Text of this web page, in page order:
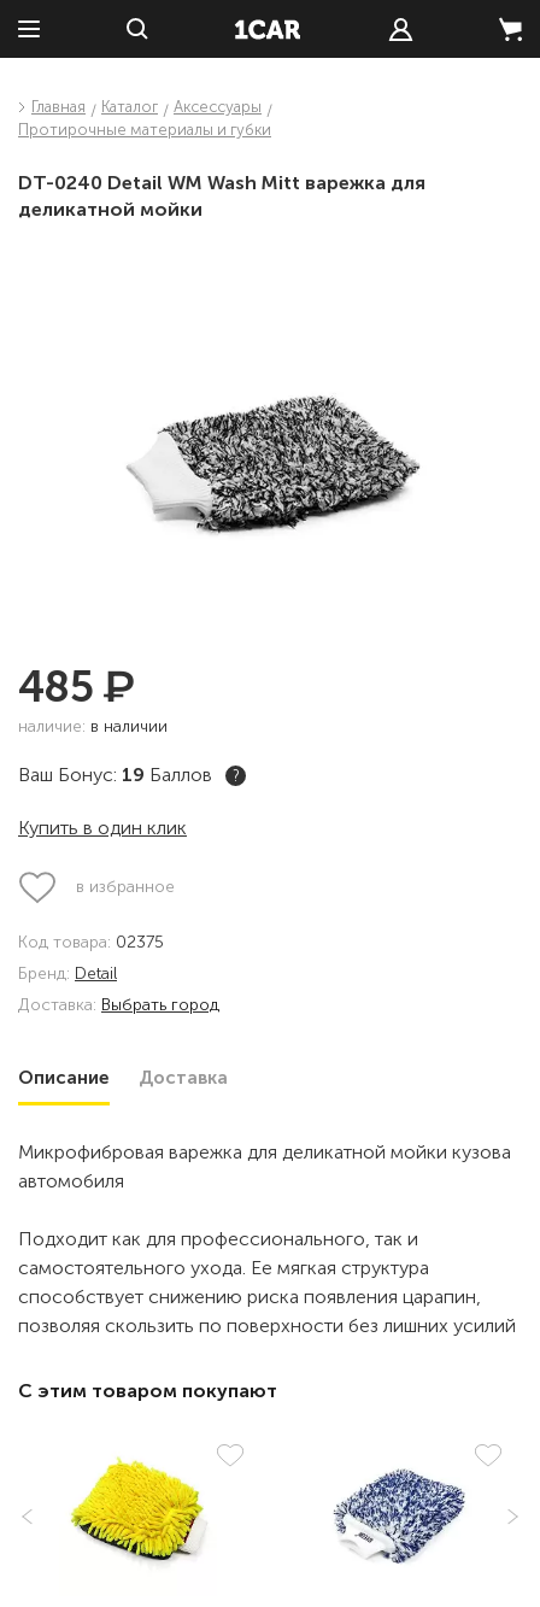
Главная Каталог
Аксессуары
Протирочные материалы и губки
DT-0240 Detail WM Wash Mitt варежка для
деликатной мойки
485 ₽
наличие: в наличии
Ваш Бонус: 19 Баллов ?
Купить в один клик
в избранное
Код товара: 02375
Бренд: Detail
Доставка: Выбрать город
Описание Доставка
Микрофибровая варежка для деликатной мойки кузова
автомобиля
Подходит как для профессионального, так и
самостоятельного ухода. Ее мягкая структура
способствует снижению риска появления царапин,
позволяя скользить по поверхности без лишних усилий
С этим товаром покупают